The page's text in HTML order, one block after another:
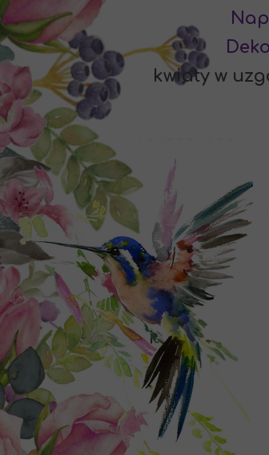
kwiaty w
dla imprez
Cała sala
Wydzielone
I
w ciągu